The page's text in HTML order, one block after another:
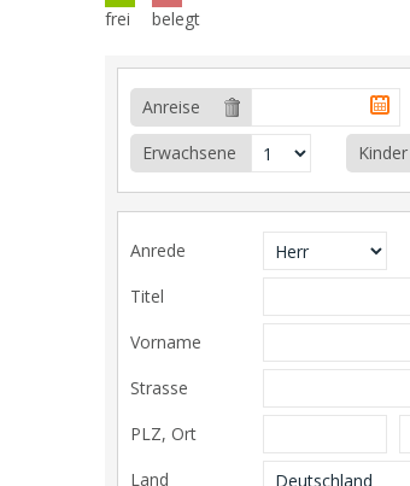
frei belegt
Anreise
Erwachsene
Kinder
Anrede
Titel
Vorname
Strasse
PLZ, Ort
Land